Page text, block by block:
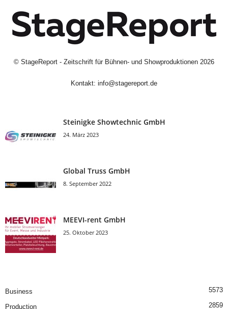
© StageReport - Zeitschrift für Bühnen- und Showproduktionen 2026
Kontakt: info@stagereport.de
Steinigke Showtechnic GmbH
24. März 2023
Global Truss GmbH
8. September 2022
MEEVI-rent GmbH
25. Oktober 2023
Business 5573
Production 2859